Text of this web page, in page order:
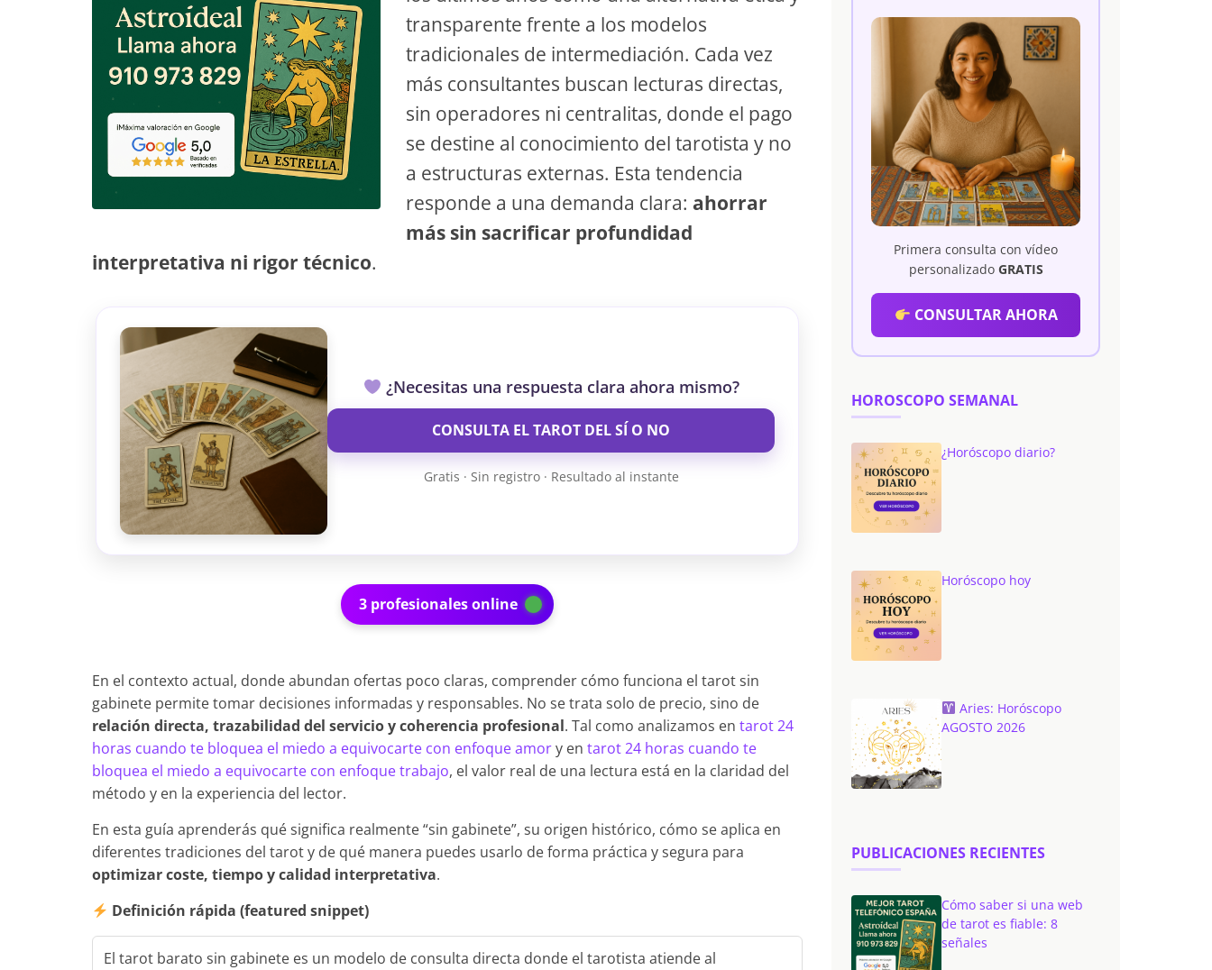
transparente frente a los modelos
tradicionales de intermediación. Cada vez
más consultantes buscan lecturas directas,
sin operadores ni centralitas, donde el pago
se destine al conocimiento del tarotista y no
a estructuras externas. Esta tendencia
responde a una demanda clara: ahorrar
más sin sacrificar profundidad
interpretativa ni rigor técnico.
¿Necesitas una respuesta clara ahora mismo?
CONSULTA EL TAROT DEL SÍ O NO
Gratis · Sin registro · Resultado al instante
3 profesionales online
En el contexto actual, donde abundan ofertas poco claras, comprender cómo funciona el tarot sin
gabinete permite tomar decisiones informadas y responsables. No se trata solo de precio, sino de
relación directa, trazabilidad del servicio y coherencia profesional. Tal como analizamos en tarot 24
horas cuando te bloquea el miedo a equivocarte con enfoque amory en tarot 24 horas cuando te
bloquea el miedo a equivocarte con enfoque trabajo, el valor real de una lectura está en la claridad del
método y en la experiencia del lector.
En esta guía aprenderás qué significa realmente “sin gabinete”, su origen histórico, cómo se aplica en
diferentes tradiciones del tarot y de qué manera puedes usarlo de forma práctica y segura para
optimizar coste, tiempo y calidad interpretativa.
Definición rápida (featured snippet)
El tarot barato sin gabinete es un modelo de consulta directa donde el tarotista atiende al
Primera consulta con vídeo
personalizado GRATIS
CONSULTAR AHORA
HOROSCOPO SEMANAL
¿Horóscopo diario?
Horóscopo hoy
Aries: Horóscopo
AGOSTO 2026
PUBLICACIONES RECIENTES
Cómo saber si una web
de tarot es fiable: 8
señales
TAROT GRATIS
CONSIGUE TUS 5 MINUTOS
✓ Sin cargos automáticos. El chat se detiene al finalizar el crédito